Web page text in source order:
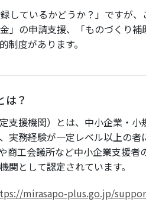
しているかどうか？」ですが
」の申請支援、「ものづくり
制度があります。
は？
支援機関）とは、中小企業・
実務経験が一定レベル以上の
商工会議所など中小企業支援者
関として認定されています。
mirasapo-plus.go.jp/